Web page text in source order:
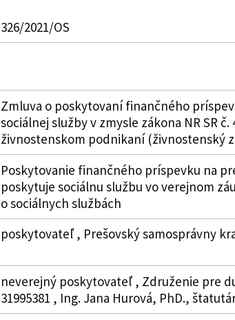
326/2021/OS
Zmluva o poskytovaní finančného
sociálnej služby v zmysle zákona NR SR
živnostenskom podnikaní (živnostenský
Poskytovanie finančného príspevku na
poskytuje sociálnu službu vo verejnom
o sociálnych službách
poskytovateľ , Prešovský samosprávny
neverejný poskytovateľ , Združenie pre
31995381 , Ing. Jana Hurová, PhD.,